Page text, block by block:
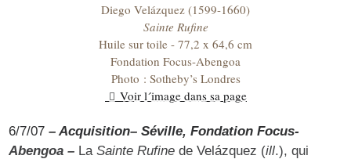
Diego Velázquez (1599-1660)
Sainte Rufine
Huile sur toile - 77,2 x 64,6 cm
Fondation Focus-Abengoa
Photo : Sotheby’s Londres
Voir l´image dans sa page
6/7/07 – Acquisition– Séville, Fondation Focus-
Abengoa – LaSainte Rufine de Velázquez (ill.), qui